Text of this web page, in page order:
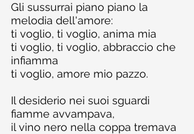
Gli sussurrai piano piano la
melodia dell'amore:
ti voglio, ti voglio, anima mia
ti voglio, ti voglio, abbraccio che
infiamma
ti voglio, amore mio pazzo.
Il desiderio nei suoi sguardi
fiamme avvampava,
il vino nero nella coppa tremava